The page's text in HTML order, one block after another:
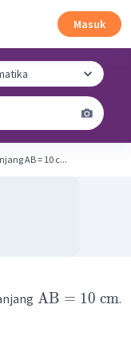
Masuk
AB = 10 c...
AB = 10 cm.